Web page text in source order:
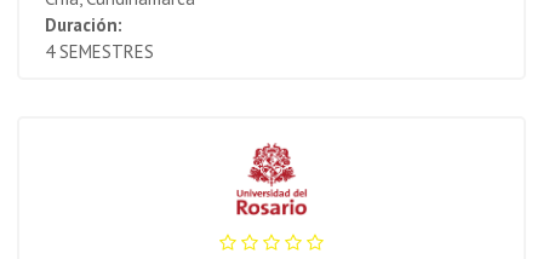
Duración:
4 SEMESTRES